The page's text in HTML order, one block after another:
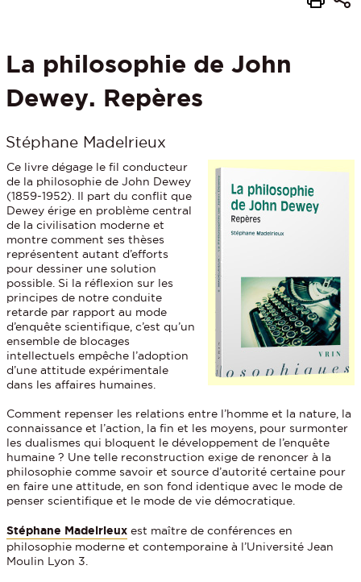
La philosophie de John
Dewey. Repères
Stéphane Madelrieux
Ce livre dégage le fil conducteur
de la philosophie de John Dewey
(1859-1952). Il part du conflit que
Dewey érige en problème central
de la civilisation moderne et
montre comment ses thèses
représentent autant d’efforts
pour dessiner une solution
possible. Si la réflexion sur les
principes de notre conduite
retarde par rapport au mode
d’enquête scientifique, c’est qu’un
ensemble de blocages
intellectuels empêche l’adoption
d’une attitude expérimentale
dans les affaires humaines.
Comment repenser les relations entre l’homme et la nature, la
connaissance et l’action, la fin et les moyens, pour surmonter
les dualismes qui bloquent le développement de l’enquête
humaine ? Une telle reconstruction exige de renoncer à la
philosophie comme savoir et source d’autorité certaine pour
en faire une attitude, en son fond identique avec le mode de
penser scientifique et le mode de vie démocratique.
Stéphane Madelrieux est maître de conférences en
philosophie moderne et contemporaine à l’Université Jean
Moulin Lyon 3.